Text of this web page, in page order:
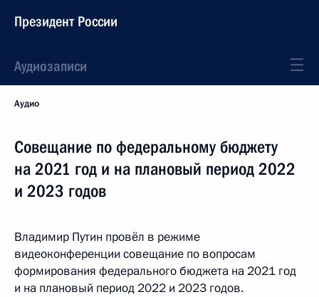
Президент России
Аудиозаписи
Аудио
Совещание по федеральному бюджету
на 2021 год и на плановый период 2022
и 2023 годов
Владимир Путин провёл в режиме
видеоконференции совещание по вопросам
формирования федерального бюджета на 2021 год
и на плановый период 2022 и 2023 годов.